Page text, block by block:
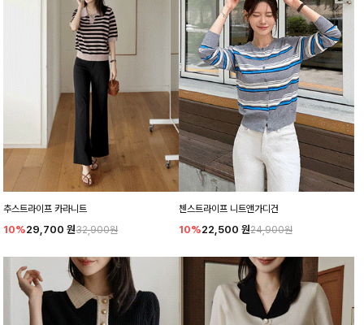
추스트라이프 카라니트
10%29,700 원32,900원
첸스트라이프 니트앤가디건
10%22,500 원24,900원